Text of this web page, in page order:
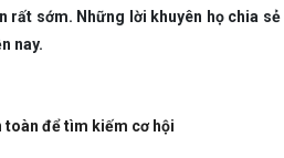
rất sớm. Những lời khuyên họ chia
nay.
toàn để tìm kiếm cơ hội